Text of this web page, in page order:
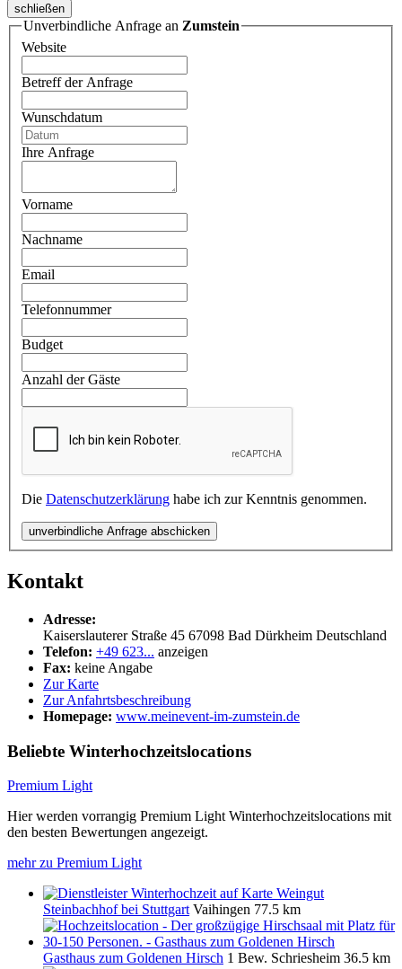
schließen
Unverbindliche Anfrage an Zumstein
Website
Betreff der Anfrage
Wunschdatum
Ihre Anfrage
Vorname
Nachname
Email
Telefonnummer
Budget
Anzahl der Gäste
Die Datenschutzerklärung habe ich zur Kenntnis genommen.
unverbindliche Anfrage abschicken
Kontakt
Adresse:
Kaiserslauterer Straße 45 67098 Bad Dürkheim Deutschland
Telefon: +49 623... anzeigen
Fax: keine Angabe
Zur Karte
Zur Anfahrtsbeschreibung
Homepage: www.meinevent-im-zumstein.de
Beliebte Winterhochzeitslocations
Premium Light
Hier werden vorrangig Premium Light Winterhochzeitslocations mit
den besten Bewertungen angezeigt.
mehr zu Premium Light
Weingut
Steinbachhof bei Stuttgart Vaihingen 77.5 km
Gasthaus zum Goldenen Hirsch 1 Bew. Schriesheim 36.5 km